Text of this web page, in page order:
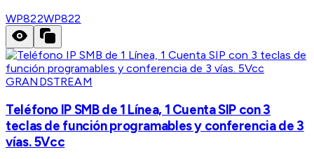
WP822WP822
GRANDSTREAM
Teléfono IP SMB de 1 Línea, 1 Cuenta SIP con 3
teclas de función programables y conferencia de 3
vías. 5Vcc